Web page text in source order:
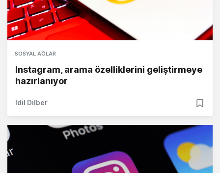
SOSYAL AĞLAR
Instagram, arama özelliklerini geliştirmeye
hazırlanıyor
İdil Dilber